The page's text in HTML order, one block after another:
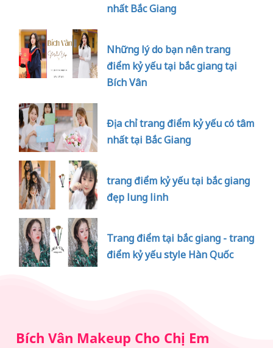
nhất Bắc Giang
Những lý do bạn nên trang
điểm kỷ yếu tại bắc giang tại
Bích Vân
Địa chỉ trang điểm kỷ yếu có tâm
nhất tại Bắc Giang
trang điểm kỷ yếu tại bắc giang
đẹp lung linh
Trang điểm tại bắc giang - trang
điểm kỷ yếu style Hàn Quốc
Bích Vân Makeup Cho Chị Em